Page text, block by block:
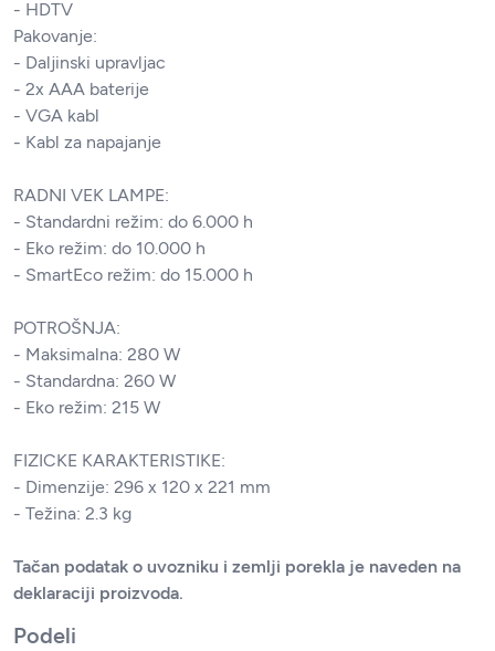
- HDTV
Pakovanje:
- Daljinski upravljac
- 2x AAA baterije
- VGA kabl
- Kabl za napajanje
RADNI VEK LAMPE:
- Standardni režim: do 6.000 h
- Eko režim: do 10.000 h
- SmartEco režim: do 15.000 h
POTROŠNJA:
- Maksimalna: 280 W
- Standardna: 260 W
- Eko režim: 215 W
FIZICKE KARAKTERISTIKE:
- Dimenzije: 296 x 120 x 221 mm
- Težina: 2.3 kg
Tačan podatak o uvozniku i zemlji porekla je naveden na
deklaraciji proizvoda.
Podeli